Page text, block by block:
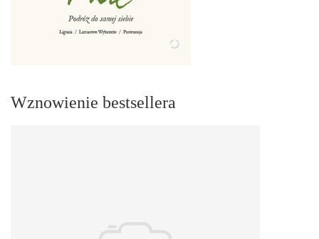
Wznowienie bestsellera